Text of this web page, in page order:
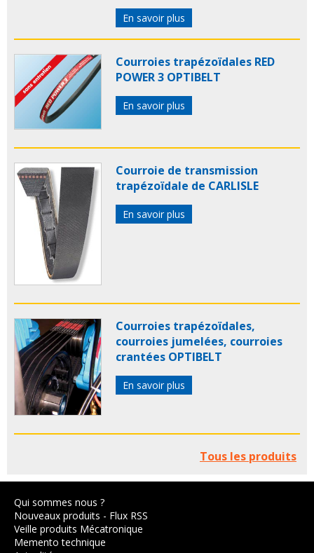
En savoir plus
Courroies trapézoïdales RED
POWER 3 OPTIBELT
En savoir plus
Courroie de transmission
trapézoïdale de CARLISLE
En savoir plus
Courroies trapézoïdales,
courroies jumelées, courroies
crantées OPTIBELT
En savoir plus
Tous les produits
Qui sommes nous ?
Nouveaux produits - Flux RSS
Veille produits Mécatronique
Memento technique